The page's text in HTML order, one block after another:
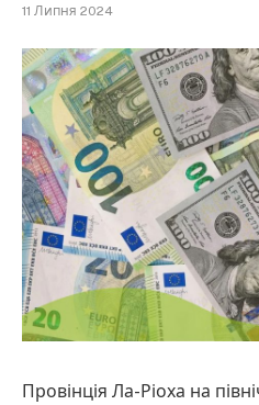
11 Липня 2024
Провінція Ла-Ріоха на